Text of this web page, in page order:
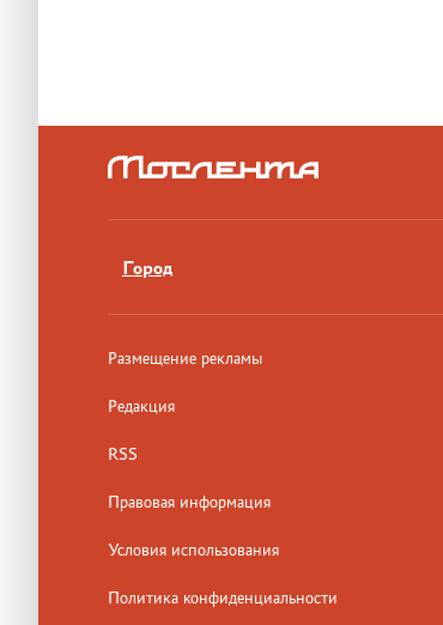
Город
Размещение рекламы
Редакция
RSS
Правовая информация
Условия использования
Политика конфиденциальности